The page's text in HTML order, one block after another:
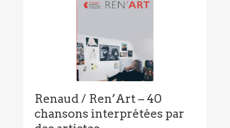
Renaud / Ren’Art – 40
chansons interprétées par